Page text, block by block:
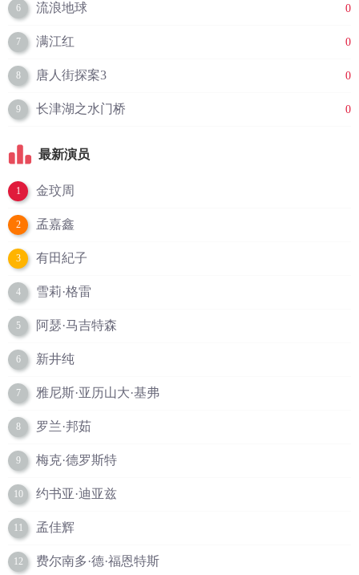
6 流浪地球 0
7 满江红 0
8 唐人街探案3 0
9 长津湖之水门桥 0
最新演员
1 金玟周
2 孟嘉鑫
3 有田紀子
4 雪莉·格雷
5 阿瑟·马吉特森
6 新井纯
7 雅尼斯·亚历山大·基弗
8 罗兰·邦茹
9 梅克·德罗斯特
10 约书亚·迪亚兹
11 孟佳辉
12 费尔南多·德·福恩特斯